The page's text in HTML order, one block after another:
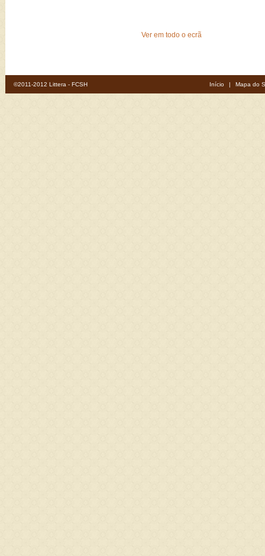
Ver em todo o ecrã
©2011-2012 Littera - FCSH Início | Mapa do